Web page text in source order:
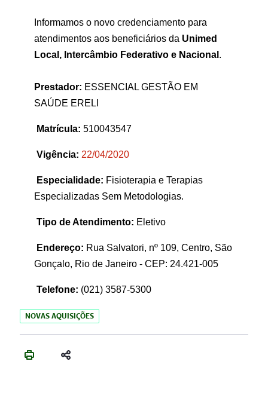
Informamos o novo credenciamento para
atendimentos aos beneficiários da Unimed
Local, Intercâmbio Federativo e Nacional .
Prestador: ESSENCIAL GESTÃO EM
SAÚDE ERELI
Matrícula: 510043547
Vigência: 22/04/2020
Especialidade: Fisioterapia e Terapias
Especializadas Sem Metodologias.
Tipo de Atendimento: Eletivo
Endereço: Rua Salvatori, nº 109, Centro, São
Gonçalo, Rio de Janeiro - CEP: 24.421-005
Telefone: (021) 3587-5300
NOVAS AQUISIÇÕES